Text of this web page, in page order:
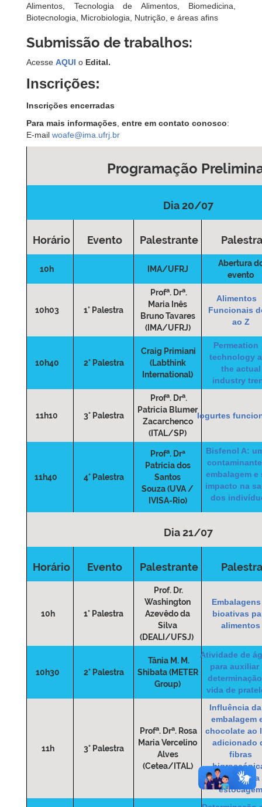
Alimentos, Tecnologia de Alimentos, Biomedicina,
Biotecnologia, Microbiologia, Nutrição, e áreas afins
Submissão de trabalhos:
Acesse AQUI o Edital.
Inscrições:
Inscrições encerradas
Para mais informações entre em contato conosco:
E-mail woafe@ima.ufrj.br
Programação
Dia 20/07
Horário Evento Palestrante Palestra
10h IMA/UFRJ
Abertura
evento
10h03 1° Palestra
Profa. Dra.
Maria Inês
Bruno Tavares
(IMA/UFRJ)
Alimentos
Funcionais
ao Z
10h40 2° Palestra
Craig Primiani
(Labthink
International)
Permeation
technology
the actual
industry
11h10 3° Palestra
Profa. Dra.
Patricia Blumer
Zacarchenco
(ITAL/SP)
Iogurtes
11h40 4° Palestra
Profa. Drª
Patrícia dos
Santos
Souza (UVA /
IVISA-Rio)
Bisfenol A:
embalagem e
impacto na
dos
Dia 21/07
Horário Evento Palestrante Palestra
10h 1° Palestra
Prof. Dr.
Washington
Azevêdo da
Silva
(DEALI/UFSJ)
Embalagens
bioativas
alimentos
10h30 2° Palestra
Tânia M. M.
Shibata (METER
Group)
Atividade de
para auxiliar
vida de
11h 3° Palestra
Profa. Dra. Rosa
Maria Vercelino
Alves
(Cetea/ITAL)
Influência da
embalagem
chocolate ao
adicionado
fibras
durante a
estocagem